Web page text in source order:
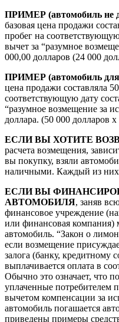
ПРИМЕР (автомобиль не
базовая цена продажи
пробег на
вычет за “разумное
000,00 долларов (24 000
ПРИМЕР (автомобиль
цена продажи составляла
соответствующую дату
“разумное возмещение за
доллара. (50 000 долларов
ЕСЛИ ВЫ ХОТИТЕ
расчета возмещения,
вы покупку, взяли
наличными. Каждый из них
ЕСЛИ ВЫ
АВТОМОБИЛЯ, заняв
финансовое учреждение
или финансовая компания)
автомобиль. “Закон о
если возмещение
залога (банку,
выплачивается оплата в
Обычно это означает, что
уплаченные потребителем
вычетом компенсации за
автомобиль погашается
приведены примеры